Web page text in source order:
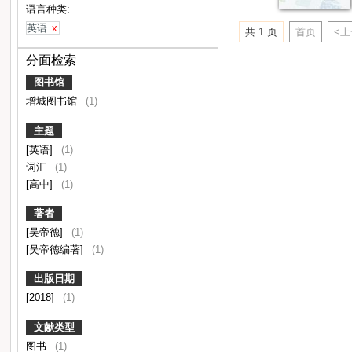
语言种类:
英语 x
分面检索
图书馆
增城图书馆
(1)
主题
[英语]
(1)
词汇
(1)
[高中]
(1)
著者
[吴帝德]
(1)
[吴帝德编著]
(1)
出版日期
[2018]
(1)
文献类型
图书
(1)
共 1 页 首页 <